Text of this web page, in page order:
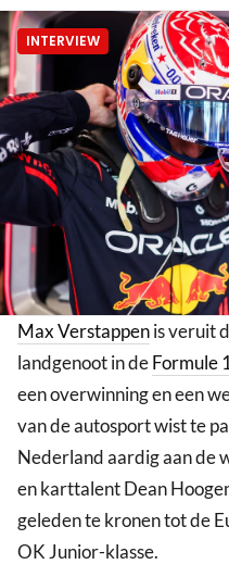
INTERVIEW
Max Verstappenis veruit
landgenoot in deFormule
een overwinning en een
van de autosport wist te
Nederland aardig aan de
en karttalent Dean
geleden te kronen tot de
OK Junior-klasse.